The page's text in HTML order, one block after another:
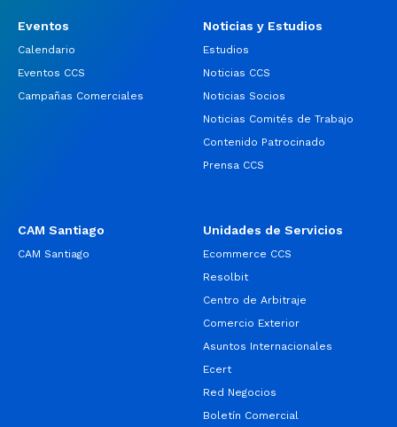
Eventos
Calendario
Eventos CCS
Campañas Comerciales
Noticias y Estudios
Estudios
Noticias CCS
Noticias Socios
Noticias Comités de Trabajo
Contenido Patrocinado
Prensa CCS
CAM Santiago
CAM Santiago
Unidades de Servicios
Ecommerce CCS
Resolbit
Centro de Arbitraje
Comercio Exterior
Asuntos Internacionales
Ecert
Red Negocios
Boletín Comercial